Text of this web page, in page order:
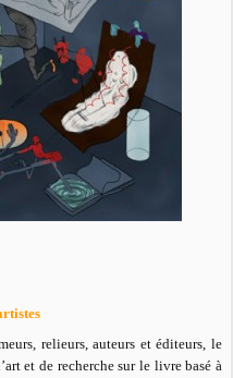
relieurs, auteurs et éditeurs, le
et de recherche sur le livre basé à